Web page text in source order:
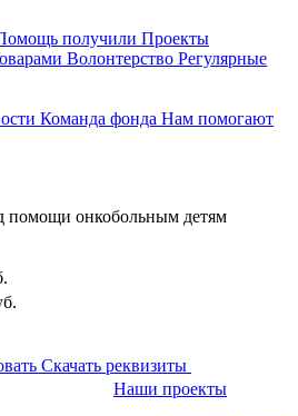
получили Проекты
Волонтерство Регулярные
Команда фонда Нам помогают
помощи онкобольным детям
Скачать реквизиты
Наши проекты